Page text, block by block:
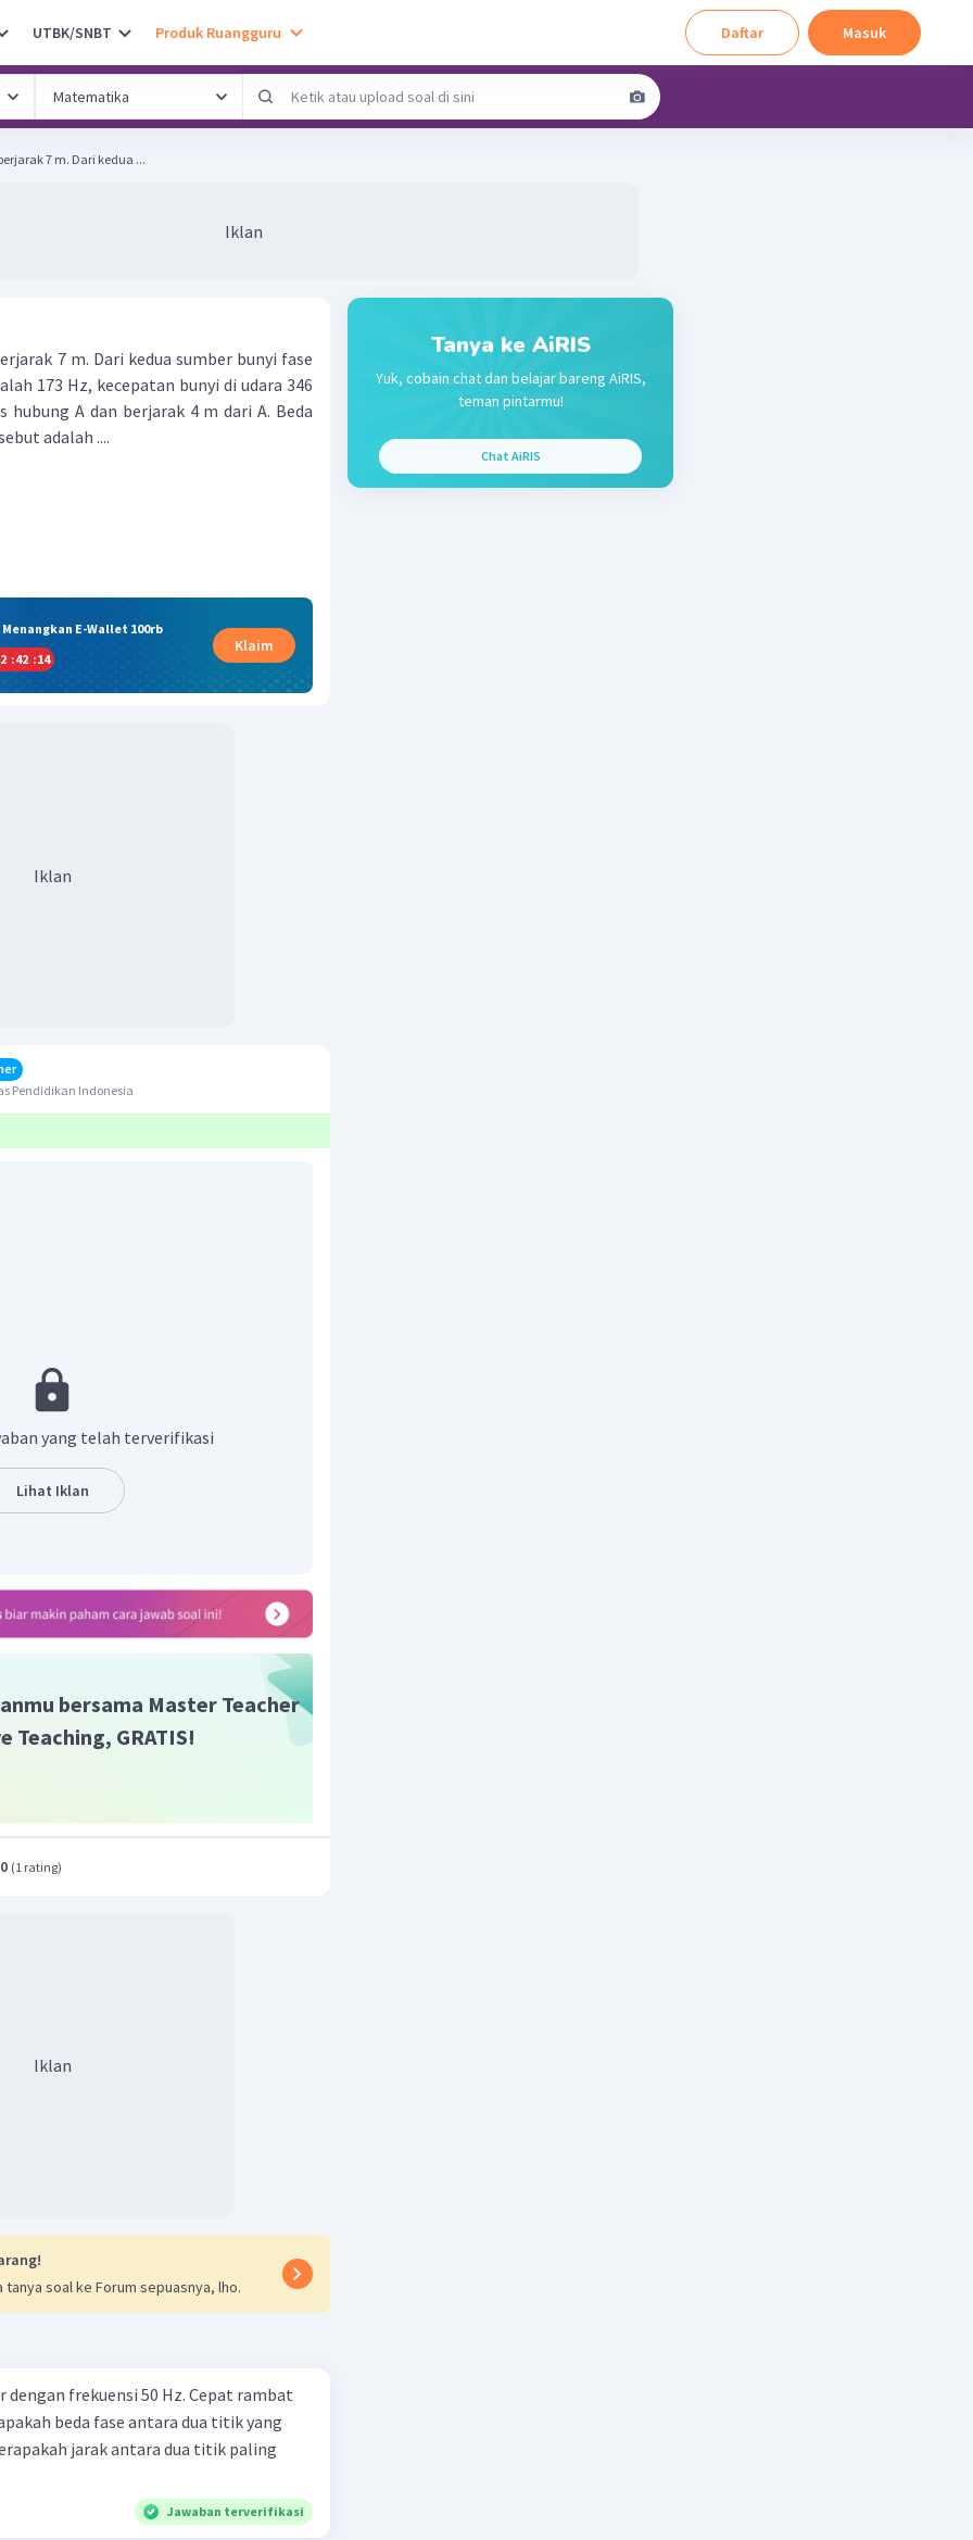
UTBK/SNBT Produk Ruangguru Daftar Masuk
7 m. Dari kedua ...
Iklan
7 m. Dari kedua sumber bunyi fase
173 Hz, kecepatan bunyi di udara 346
A dan berjarak 4 m dari A. Beda
adalah ....
E-Wallet 100rb
:42 :13
Klaim
Iklan
Pendidikan Indonesia
fase gelombang atau tahapan
dengan terlebih dahulu mencari nilai
yang telah terverifikasi
Lihat Iklan
bersama Master Teacher
Teaching, GRATIS!
(1 rating)
Iklan
tanya soal ke Forum sepuasnya, lho.
frekuensi 50 Hz. Cepat rambat
beda fase antara dua titik yang
jarak antara dua titik paling
Jawaban terverifikasi
Tanya ke AiRIS
Yuk, cobain chat dan belajar bareng AiRIS,
teman pintarmu!
Chat AiRIS